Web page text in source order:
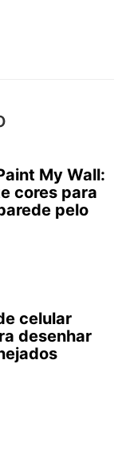
My Wall:
cores para
pelo
celular
desenhar